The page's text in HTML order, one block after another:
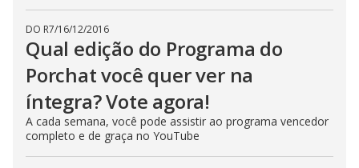
DO R7/16/12/2016
Qual edição do Programa do
Porchat você quer ver na
íntegra? Vote agora!
A cada semana, você pode assistir ao programa vencedor
completo e de graça no YouTube